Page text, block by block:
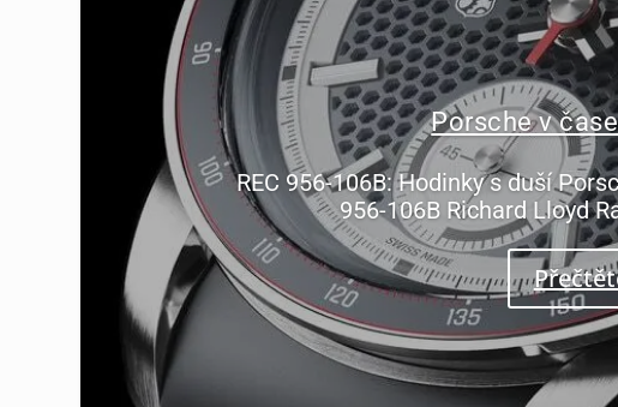
Porsche v
REC 956-106B: Hodinky s duší
956-106B Richard Lloyd